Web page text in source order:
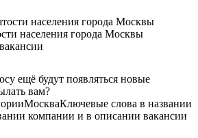
населения города Москвы
ещё будут появляться новые
вам?
МоскваКлючевые слова в названии
компании и в описании вакансии